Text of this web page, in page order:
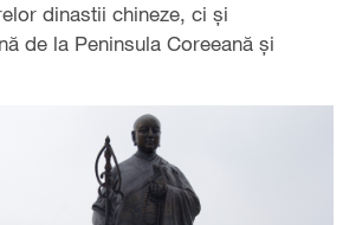
dinastii chineze, ci și
de la Peninsula Coreeană și